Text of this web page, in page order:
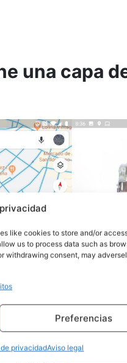
like cookies to store and/or
us to process data such as
withdrawing consent, may
Preferencias
privacidadAviso legal
una capa